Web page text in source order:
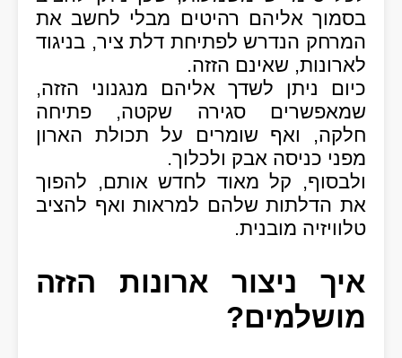
בסמוך אליהם רהיטים מבלי לחשב את
המרחק הנדרש לפתיחת דלת ציר, בניגוד
לארונות, שאינם הזזה.
כיום ניתן לשדך אליהם מנגנוני הזזה,
שמאפשרים סגירה שקטה, פתיחה
חלקה, ואף שומרים על תכולת הארון
מפני כניסה אבק ולכלוך.
ולבסוף, קל מאוד לחדש אותם, להפוך
את הדלתות שלהם למראות ואף להציב
טלוויזיה מובנית.
איך ניצור ארונות הזזה
מושלמים?